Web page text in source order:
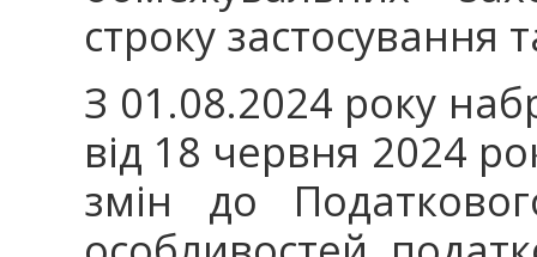
строку застосування
З 01.08.2024 року
від 18 червня 2024
змін до